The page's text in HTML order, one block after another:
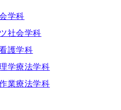
学科
社会学科
護学科
学療法学科
業療法学科